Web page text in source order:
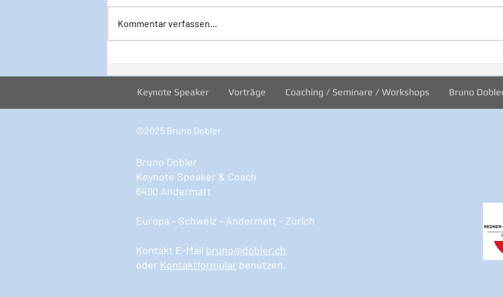
Kommentar verfassen...
Keynote Speaker Vorträge Coaching / Seminare / Workshops Bruno
©2025 Bruno Dobler
Bruno Dobler
Keynote Speaker & Coach
6490 Andermatt
Europa - Schweiz – Andermatt - Zürich
Kontakt E-Mail bruno@dobler.ch
oder Kontaktformular benützen.